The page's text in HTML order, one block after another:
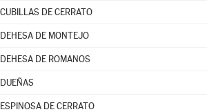
CUBILLAS DE CERRATO
DEHESA DE MONTEJO
DEHESA DE ROMANOS
DUEÑAS
ESPINOSA DE CERRATO